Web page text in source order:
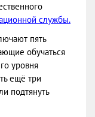
службы.
пять
обучаться
уровня
ещё три
подтянуть